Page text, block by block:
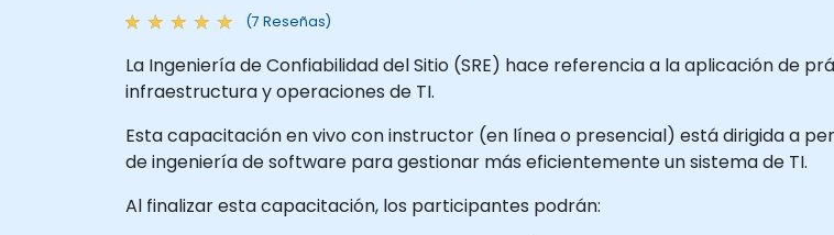
(7 Reseñas)
La Ingeniería de Confiabilidad del Sitio (SRE) hace referencia a la aplicación de
infraestructura y operaciones de TI.
Esta capacitación en vivo con instructor (en línea o presencial) está dirigida a
de ingeniería de software para gestionar más eficientemente un sistema de TI.
Al finalizar esta capacitación, los participantes podrán: